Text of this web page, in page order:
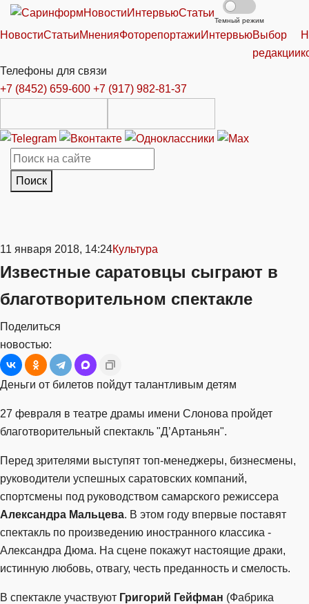
НовостиИнтервьюСтатьи
Темный режим
НовостиСтатьиМненияФоторепортажиИнтервьюВыбор
редакции
Телефоны для связи
+7 (8452) 659-600 +7 (917) 982-81-37
Поиск
11 января 2018, 14:24Культура
Известные саратовцы сыграют в
благотворительном спектакле
Поделиться
новостью:
Деньги от билетов пойдут талантливым детям
27 февраля в театре драмы имени Слонова пройдет
благотворительный спектакль "Д’Артаньян".
Перед зрителями выступят топ-менеджеры, бизнесмены,
руководители успешных саратовских компаний,
спортсмены под руководством самарского режиссера
Александра Мальцева. В этом году впервые поставят
спектакль по произведению иностранного классика -
Александра Дюма. На сцене покажут настоящие драки,
истинную любовь, отвагу, честь преданность и смелость.
В спектакле участвуют Григорий Гейфман (Фабрика